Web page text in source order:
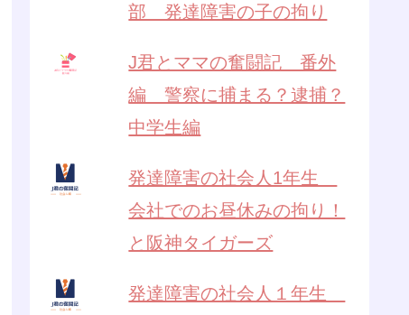
部 発達障害の子の拘り
J君とママの奮闘記 番外
編 警察に捕まる？逮捕？
中学生編
発達障害の社会人1年生
会社でのお昼休みの拘り！
と阪神タイガーズ
発達障害の社会人１年生